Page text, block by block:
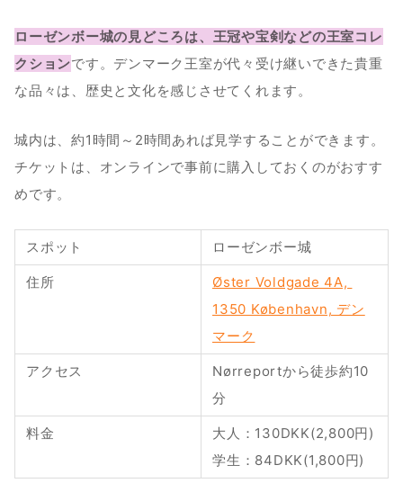
ローゼンボー城の見どころは、王冠や宝剣などの王室コレ
クションです。デンマーク王室が代々受け継いできた貴重
な品々は、歴史と文化を感じさせてくれます。
城内は、約1時間～2時間あれば見学することができます。
チケットは、オンラインで事前に購入しておくのがおすす
めです。
スポット ローゼンボー城
住所
Øster Voldgade 4A,
1350 København, デン
マーク
アクセス
Nørreportから徒歩約10
分
料金
大人：130DKK(2,800円)
学生：84DKK(1,800円)